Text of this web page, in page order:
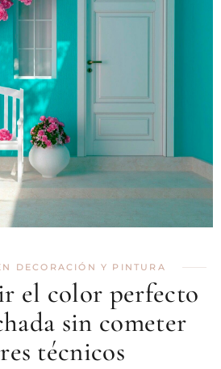
DECORACIÓN Y PINTURA
el color perfecto
sin cometer
técnicos